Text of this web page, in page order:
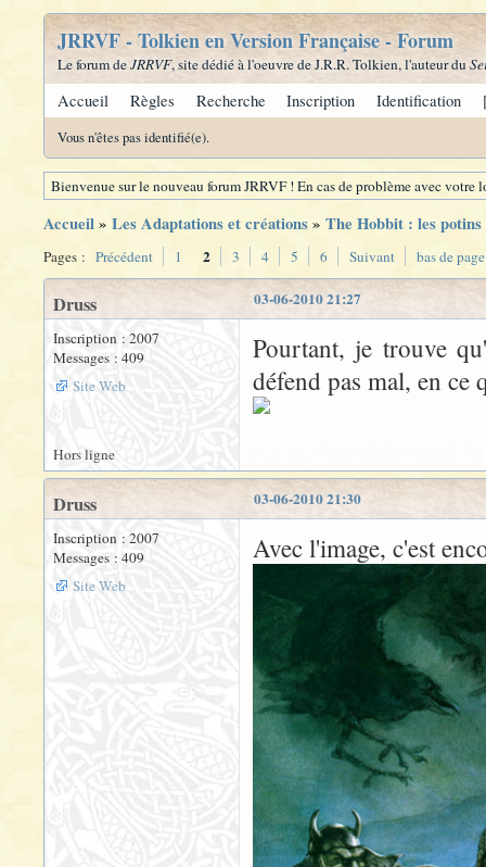
JRRVF - Tolkien en Version Française - Forum
Le forum deJRRVF, site dédié à l'oeuvre de J.R.R. Tolkien, l'auteur du
Accueil Règles Recherche Inscription Identification
Vous n'êtes pas identifié(e).
Bienvenue sur le nouveau forum JRRVF ! En cas de problème avec
Accueil» Les Adaptations et créations» The Hobbit : les potins
Pages : Précédent 1 2 3 4 5 6 Suivant bas de page
03-06-2010 21:27
Druss
Inscription : 2007
Messages : 409
Site Web
Pourtant, je trouve
défend pas mal, en
Hors ligne
03-06-2010 21:30
Druss
Inscription : 2007
Messages : 409
Site Web
Avec l'image, c'est